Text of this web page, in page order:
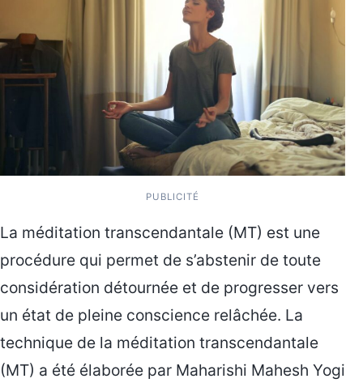
PUBLICITÉ
La méditation transcendantale (MT) est une
procédure qui permet de s’abstenir de toute
considération détournée et de progresser vers
un état de pleine conscience relâchée. La
technique de la méditation transcendantale
(MT) a été élaborée par Maharishi Mahesh Yogi